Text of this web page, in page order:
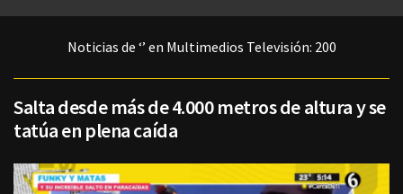
Noticias de ‘’ en Multimedios Televisión: 200
Salta desde más de 4.000 metros de altura y se
tatúa en plena caída